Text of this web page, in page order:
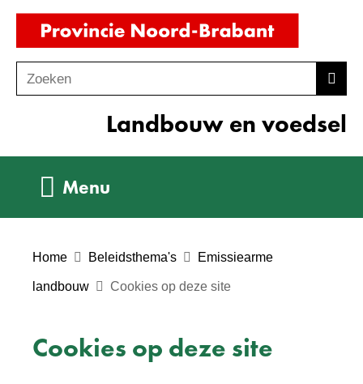
Ga
de
inhoud
o
Zoeken
Landbouw en voedsel
Menu
Home Beleidsthema's Emissiearme
landbouw Cookies op deze site
Cookies op deze site